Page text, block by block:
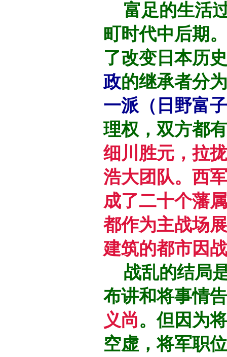
富足的生活
町时代中后期。
了改变日本历
政的继承者分为
一派（日野富
理权，双方都
细川胜元，拉
浩大团队。西
成了二十个藩
都作为主战场
建筑的都市因
战乱的结局
布讲和将事情
义尚。但因为
空虚，将军职